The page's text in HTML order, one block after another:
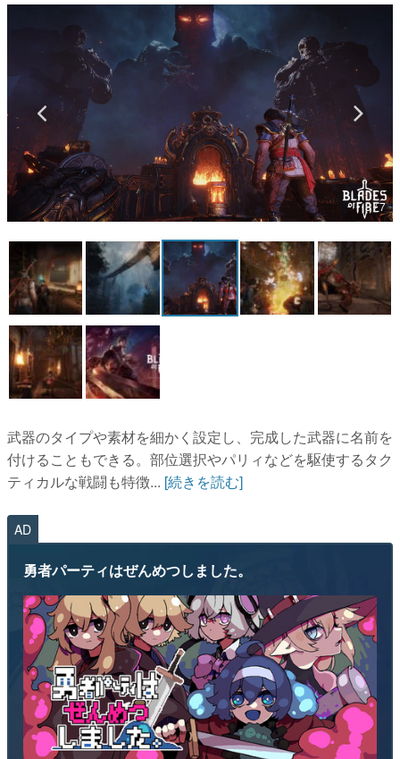
なんでゲームは面白い？
ゲーム開発者・hamatsu氏がゲームの魅力を画面や操作の
具体的な形から解き明かしていく、硬派で骨太な評論連載
です。
ゲームが変えた日本語
「経験値」「裏技」「ラスボス」… ゲームにまつわる言葉
の起源や用法の変遷を、コンピューター文化史研究家・タ
イニーP氏が徹底調査。
カテゴリ
特集記事
マンガ
女性向け
アプリレビュー
その他
電ファミニコゲーマーとは？
運営：株式会社マレ
3 / 7
武器のタイプや素材を細かく設定し、完成した武器に名前を
付けることもできる。部位選択やパリィなどを駆使するタク
ティカルな戦闘も特徴... [続きを読む]
AD
勇者パーティはぜんめつしました。